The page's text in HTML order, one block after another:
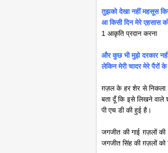
तुझको देखा नहीं महसूस
आ किसी दिन मेरे एहसास
1 आकृति प्रदान करना
और कुछ भी मुझे दरकार
लेकिन मेरी चादर मेरे पैरों
ग़ज़ल के हर शेर से निकला
बता दूँ कि इसे लिखने वाले
पी एच डी की हुई है।
जगजीत की गाई ग़ज़लों
जगजीत सिंह की ग़ज़लों को